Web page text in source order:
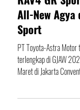
Toyota
RAV4 GR
All-New Agya
Sport
PT Toyota-Astra Motor
Maret di Jakarta